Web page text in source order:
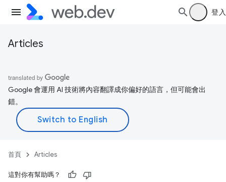
登入
Articles
Google 會運用 AI 技術將內容翻譯成你偏好的語言，但可能會出
錯。
首頁 Articles
這對你有幫助嗎？